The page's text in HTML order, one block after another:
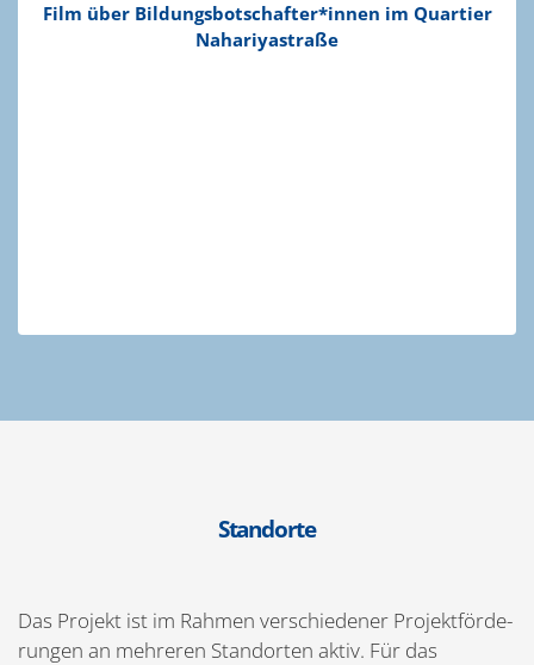
Film über Bildungsbotschafter*innen im Quartier
Nahari­ya­straße
Standorte
Das Projekt ist im Rahmen verschie­dener Projekt­för­de­
rungen an mehreren Stand­orten aktiv. Für das